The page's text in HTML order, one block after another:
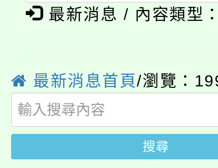
程，歡迎學生輔導中心
系所師生報名參加。
會
115年食農教育專業人
版
公告本校115學年度第
代理(課)教師甄選結果(
「2026金融保險知識
車」活動
桃園市115學年度學生
生本土語及新住民語歌
公告本校115學年度第
最新消息 / 內容類型
最新消息首頁/瀏覽：
搜尋